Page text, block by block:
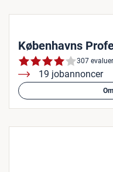
Københavns
307
19 jobannoncer